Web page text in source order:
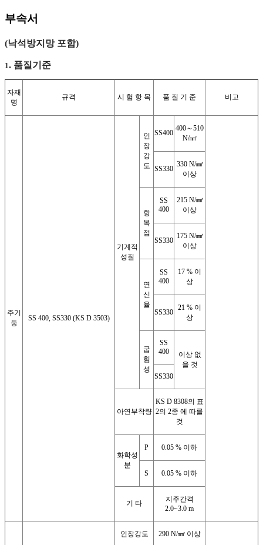
부속서
(낙석방지망 포함)
1. 품질기준
자재
명
규격 시 험 항 목 품 질 기 준 비고
주기
둥
SS 400, SS330 (KS D 3503)
기계적
성질
인
장
강
도
SS400
400～510
N/㎟
SS330
330 N/㎟
이상
항
복
점
SS
400
215 N/㎟
이상
SS330
175 N/㎟
이상
연
신
율
SS
400
17 % 이
상
SS330
21 % 이
상
굽
힘
성
SS
400
이상 없
을 것
SS330
아연부착량
KS D 8308의 표
2의 2종 에 따를
것
화학성
분
P 0.05 % 이하
S 0.05 % 이하
기 타
지주간격
2.0~3.0 m
인장강도 290 N/㎟ 이상